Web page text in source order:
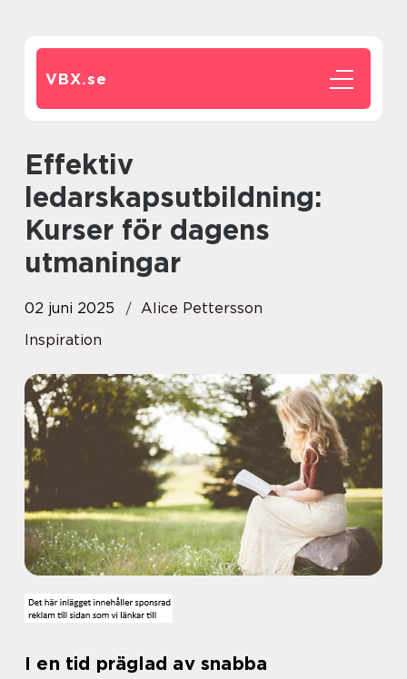
VBX.se
Effektiv
ledarskapsutbildning:
Kurser för dagens
utmaningar
02 juni 2025
Alice Pettersson
Inspiration
I en tid präglad av snabba